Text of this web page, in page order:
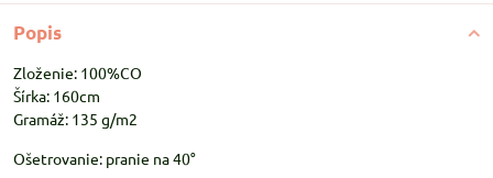
Popis
Zloženie: 100%CO
Šírka: 160cm
Gramáž: 135 g/m2
Ošetrovanie: pranie na 40°